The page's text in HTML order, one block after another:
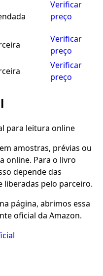
Verificar
preço
Verificar
preço
Verificar
preço
amostras, prévias ou
online. Para o livro
depende das
liberadas pelo parceiro.
página, abrimos essa
oficial da Amazon.